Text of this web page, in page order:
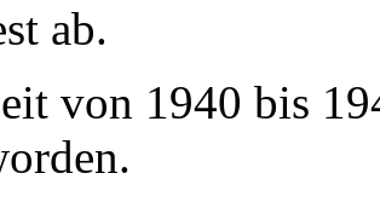
ab.
von 1940 bis